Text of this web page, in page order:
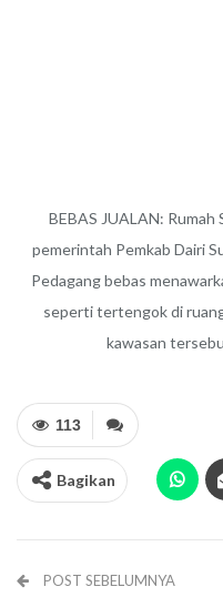
BEBAS JUALAN: Rumah
pemerintah Pemkab Dairi
Pedagang bebas
seperti tertengok di
kawasan
113
Bagikan
POST SEBELUMNYA